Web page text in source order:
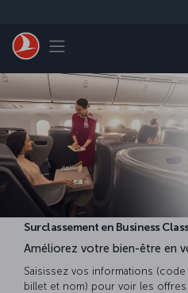
Toggle navigation
Surclassement en Business
Améliorez votre bien-être en
Saisissez vos informations
billet et nom) pour voir les